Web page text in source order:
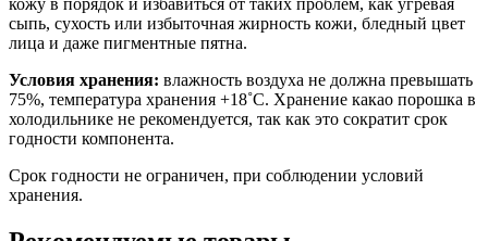
кожу в порядок и избавиться от таких проблем, как угревая
сыпь, сухость или избыточная жирность кожи, бледный цвет
лица и даже пигментные пятна.
Условия хранения: влажность воздуха не должна превышать
75%, температура хранения +18˚C. Хранение какао порошка в
холодильнике не рекомендуется, так как это сократит срок
годности компонента.
Срок годности не ограничен, при соблюдении условий
хранения.